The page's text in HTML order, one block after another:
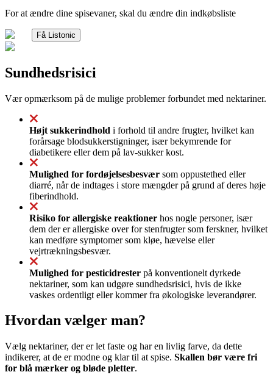
For at ændre dine spisevaner, skal du ændre din indkøbsliste
Få Listonic
Sundhedsrisici
Vær opmærksom på de mulige problemer forbundet med nektariner.
Højt sukkerindhold i forhold til andre frugter, hvilket kan
forårsage blodsukkerstigninger, især bekymrende for
diabetikere eller dem på lav-sukker kost.
Mulighed for fordøjelsesbesvær som oppustethed eller
diarré, når de indtages i store mængder på grund af deres høje
fiberindhold.
Risiko for allergiske reaktioner hos nogle personer, især
dem der er allergiske over for stenfrugter som ferskner, hvilket
kan medføre symptomer som kløe, hævelse eller
vejrtrækningsbesvær.
Mulighed for pesticidrester på konventionelt dyrkede
nektariner, som kan udgøre sundhedsrisici, hvis de ikke
vaskes ordentligt eller kommer fra økologiske leverandører.
Hvordan vælger man?
Vælg nektariner, der er let faste og har en livlig farve, da dette
indikerer, at de er modne og klar til at spise. Skallen bør være fri
for blå mærker og bløde pletter.